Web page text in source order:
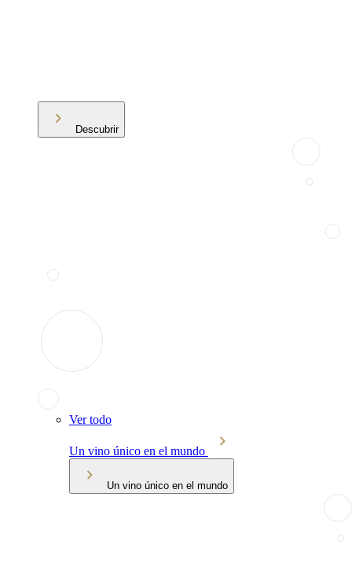
Descubrir
Ver todo
Un vino único en el mundo
Un vino único en el mundo